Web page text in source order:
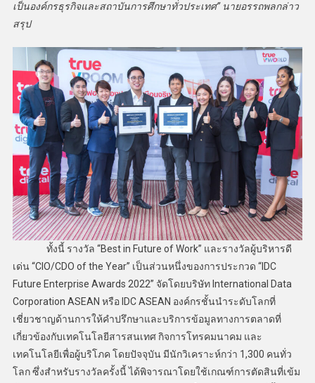
เป็นองค์กรธุรกิจและสถาบันการศึกษาทั่วประเทศ” นายอรรถพลกล่าว
สรุป
ทั้งนี้ รางวัล “Best in Future of Work” และรางวัลผู้บริหารดี
เด่น “CIO/CDO of the Year” เป็นส่วนหนึ่งของการประกวด “IDC
Future Enterprise Awards 2022” จัดโดยบริษัท International Data
Corporation ASEAN หรือ IDC ASEAN องค์กรชั้นนำระดับโลกที่
เชี่ยวชาญด้านการให้คำปรึกษาและบริการข้อมูลทางการตลาดที่
เกี่ยวข้องกับเทคโนโลยีสารสนเทศ กิจการโทรคมนาคม และ
เทคโนโลยีเพื่อผู้บริโภค โดยปัจจุบัน มีนักวิเคราะห์กว่า 1,300 คนทั่ว
โลก ซึ่งสำหรับรางวัลครั้งนี้ ได้พิจารณาโดยใช้เกณฑ์การตัดสินที่เข้ม